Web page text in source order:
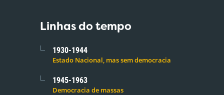
Linhas do tempo
1930-1944
Estado Nacional, mas sem democracia
1945-1963
Democracia de massas